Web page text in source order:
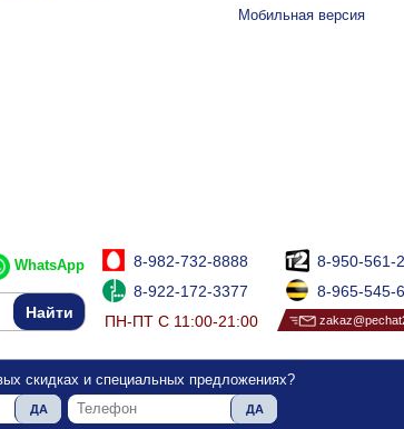
Мобильная версия
WhatsApp
8-982-732-8888
8-922-172-3377
ПН-ПТ С 11:00-21:00
8-950-561-
8-965-545-
скидках и специальных предложениях?